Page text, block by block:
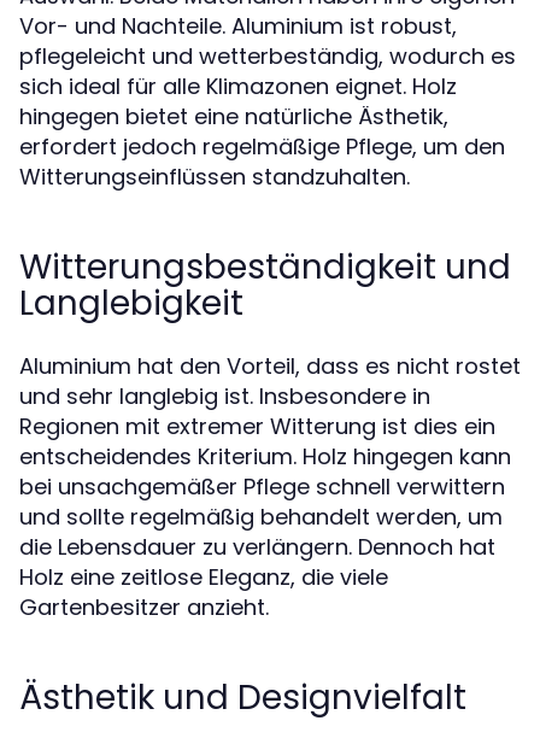
Vor- und Nachteile. Aluminium ist robust,
pflegeleicht und wetterbeständig, wodurch es
sich ideal für alle Klimazonen eignet. Holz
hingegen bietet eine natürliche Ästhetik,
erfordert jedoch regelmäßige Pflege, um den
Witterungseinflüssen standzuhalten.
Witterungsbeständigkeit und
Langlebigkeit
Aluminium hat den Vorteil, dass es nicht rostet
und sehr langlebig ist. Insbesondere in
Regionen mit extremer Witterung ist dies ein
entscheidendes Kriterium. Holz hingegen kann
bei unsachgemäßer Pflege schnell verwittern
und sollte regelmäßig behandelt werden, um
die Lebensdauer zu verlängern. Dennoch hat
Holz eine zeitlose Eleganz, die viele
Gartenbesitzer anzieht.
Ästhetik und Designvielfalt